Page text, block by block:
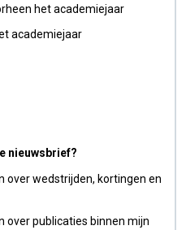
het academiejaar
academiejaar
nieuwsbrief?
over wedstrijden, kortingen en
over publicaties binnen mijn